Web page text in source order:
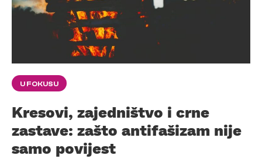
U FOKUSU
Kresovi, zajedništvo i crne
zastave: zašto antifašizam nije
samo povijest